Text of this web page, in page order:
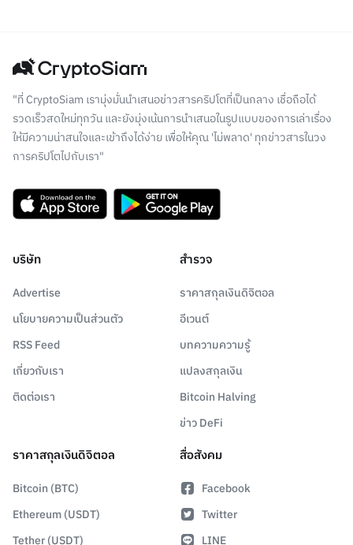
"ที่ CryptoSiam เรามุ่งมั่นนำเสนอข่าวสารคริปโตที่เป็นกลาง เชื่อถือได้
รวดเร็วสดใหม่ทุกวัน และยังมุ่งเน้นการนำเสนอในรูปแบบของการเล่าเรื่อง
ให้มีความน่าสนใจและเข้าถึงได้ง่าย เพื่อให้คุณ 'ไม่พลาด' ทุกข่าวสารในวง
การคริปโตไปกับเรา"
บริษัท
Advertise
นโยบายความเป็นส่วนตัว
RSS Feed
เกี่ยวกับเรา
ติดต่อเรา
สำรวจ
ราคาสกุลเงินดิจิตอล
อีเวนต์
บทความความรู้
แปลงสกุลเงิน
Bitcoin Halving
ข่าว DeFi
ราคาสกุลเงินดิจิตอล
Bitcoin (BTC)
Ethereum (USDT)
Tether (USDT)
สื่อสังคม
Facebook
Twitter
LINE